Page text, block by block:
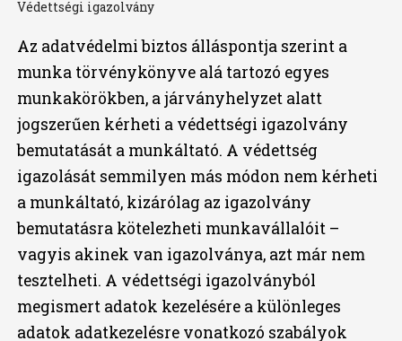
Védettségi igazolvány
Az adatvédelmi biztos álláspontja szerint a
munka törvénykönyve alá tartozó egyes
munkakörökben, a járványhelyzet alatt
jogszerűen kérheti a védettségi igazolvány
bemutatását a munkáltató. A védettség
igazolását semmilyen más módon nem kérheti
a munkáltató, kizárólag az igazolvány
bemutatásra kötelezheti munkavállalóit –
vagyis akinek van igazolványa, azt már nem
tesztelheti. A védettségi igazolványból
megismert adatok kezelésére a különleges
adatok adatkezelésre vonatkozó szabályok